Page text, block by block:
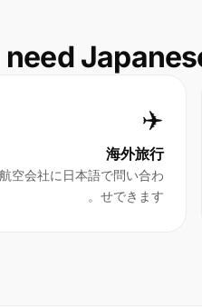
need
✈️
海外旅行
空会社に日本語で問い合わ
せできます。